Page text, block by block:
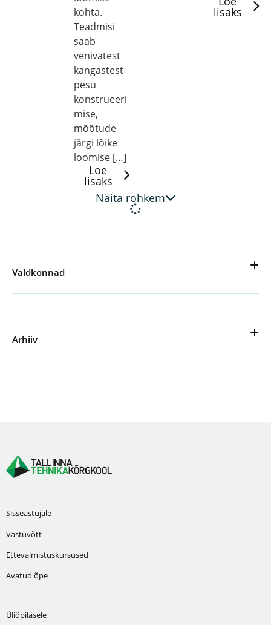
kohta.
Teadmisi
saab
venivatest
kangastest
pesu
konstrueeri
mise,
mõõtude
järgi lõike
loomise […]
Loe
lisaks
lisaks
Näita rohkem
Valdkonnad
Arhiiv
Sisseastujale
Vastuvõtt
Ettevalmistuskursused
Avatud õpe
Üliõpilasele